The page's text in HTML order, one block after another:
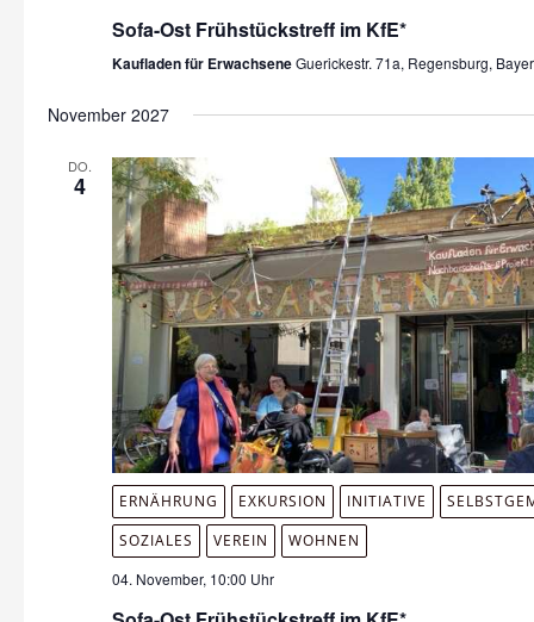
Sofa-Ost Frühstückstreff im KfE*
Kaufladen für ErwachseneGuerickestr. 71a, Regensburg,
November 2027
DO.
4
ERNÄHRUNG EXKURSION INITIATIVE
SOZIALES
VEREIN
WOHNEN
04. November, 10:00 Uhr